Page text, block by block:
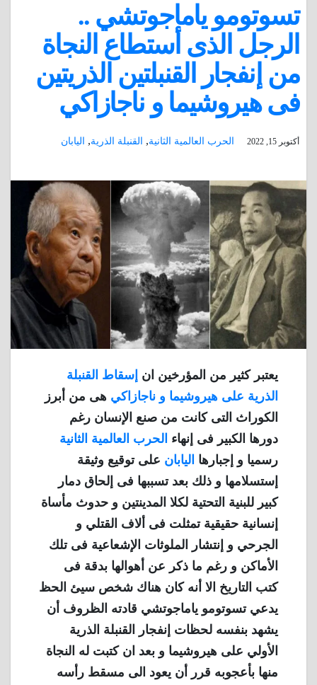
تسوتومو ياماجوتشي ..
الرجل الذى أستطاع النجاة
من إنفجار القنبلتين الذريتين
فى هيروشيما و ناجازاكي
أكتوبر 15, 2022 الحرب العالمية الثانية, القنبلة الذرية, اليابان
يعتبر كثير من المؤرخين ان إسقاط القنبلة
الذرية على هيروشيما و ناجازاكي هى من أبرز
الكوراث التى كانت من صنع الإنسان رغم
دورها الكبير فى إنهاء الحرب العالمية الثانية
رسميا و إجبارها اليابان على توقيع وثيقة
إستسلامها و ذلك بعد تسببها فى إلحاق دمار
كبير للبنية التحتية لكلا المدينتين و حدوث مأساة
إنسانية حقيقية تمثلت فى ألاف القتلي و
الجرحي و إنتشار الملوثات الإشعاعية فى تلك
الأماكن و رغم ما ذكر عن أهوالها بدقة فى
كتب التاريخ الا أنه كان هناك شخص سيئ الحظ
يدعي تسوتومو ياماجوتشي قادته الظروف أن
يشهد بنفسه لحظات إنفجار القنبلة الذرية
الأولي على هيروشيما و بعد ان كتبت له النجاة
منها بأعجوبه قرر أن يعود الى مسقط رأسه